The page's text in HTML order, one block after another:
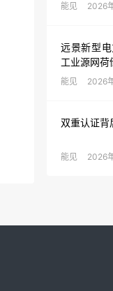
能见 2026
远景新型
工业源网荷
能见 2026
能见 2026